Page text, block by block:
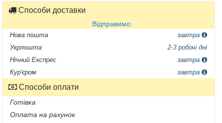
Способи доставки
Відправимо:
Нова пошта
завтра
Укрпошта
2-3 робочі дні
Нічний Експрес
завтра
Кур'єром
завтра
Способи оплати
Готівка
Оплата на рахунок